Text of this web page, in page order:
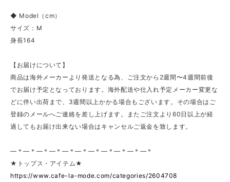
◆ Model（cm）
サイズ：M
身長164
【お届けについて】
商品は海外メーカーより発送となる為、ご注文から2週間〜4週間前後
でお届け予定となっております。海外配送や仕入れ予定メーカー変更な
どに伴い出荷まで、3週間以上かかる場合もございます。その場合はご
登録のメールへご連絡を差し上げます。またご注文より60日以上が経
過してもお届け出来ない場合はキャンセルご返金を致します。
—＊—＊—＊—＊—＊—＊—＊—＊—＊—＊—＊
★トップス・アイテム★
https://www.cafe-la-mode.com/categories/2604708